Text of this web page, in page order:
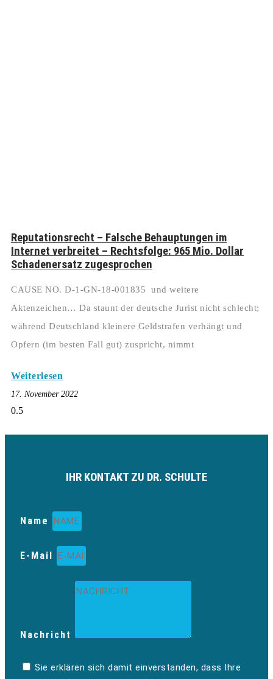
Reputationsrecht – Falsche Behauptungen im
Internet verbreitet – Rechtsfolge: 965 Mio. Dollar
Schadenersatz zugesprochen
CAUSE NO. D-1-GN-18-001835 und weitere
Aktenzeichen… Da staunt der deutsche Jurist nicht schlecht;
während Deutschland kleinere Geldstrafen verhängt und
Opfern (im besten Fall gut) zuspricht, nimmt
Weiterlesen
17. November 2022
IHR KONTAKT ZU DR. SCHULTE
Name
E-Mail
Nachricht
Sie erklären sich damit einverstanden, dass Ihre